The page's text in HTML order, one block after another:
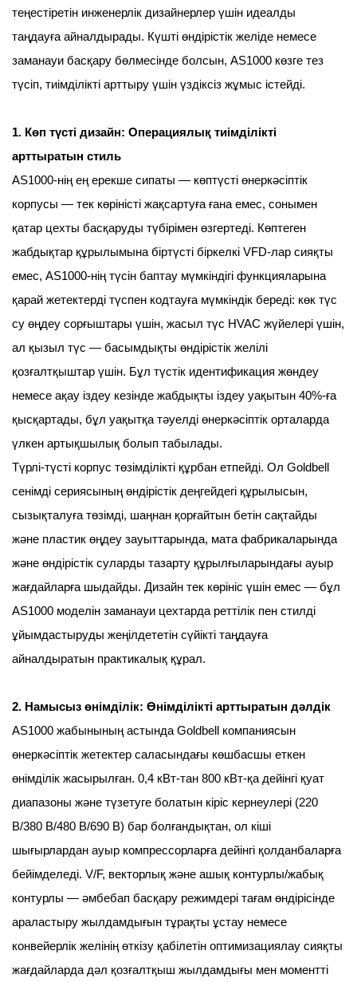
теңестіретін инженерлік дизайнерлер үшін идеалды
таңдауға айналдырады. Күшті өндірістік желіде немесе
заманауи басқару бөлмесінде болсын, AS1000 көзге тез
түсіп, тиімділікті арттыру үшін үздіксіз жұмыс істейді.
1. Көп түсті дизайн: Операциялық тиімділікті
арттыратын стиль
AS1000-нің ең ерекше сипаты — көптүсті өнеркәсіптік
корпусы — тек көріністі жақсартуға ғана емес, сонымен
қатар цехты басқаруды түбірімен өзгертеді. Көптеген
жабдықтар құрылымына біртүсті біркелкі VFD-лар сияқты
емес, AS1000-нің түсін баптау мүмкіндігі функцияларына
қарай жетектерді түспен кодтауға мүмкіндік береді: көк түс
су өңдеу сорғыштары үшін, жасыл түс HVAC жүйелері үшін,
ал қызыл түс — басымдықты өндірістік желілі
қозғалтқыштар үшін. Бұл түстік идентификация жөндеу
немесе ақау іздеу кезінде жабдықты іздеу уақытын 40%-ға
қысқартады, бұл уақытқа тәуелді өнеркәсіптік орталарда
үлкен артықшылық болып табылады.
Түрлі-түсті корпус төзімділікті құрбан етпейді. Ол Goldbell
сенімді сериясының өндірістік деңгейдегі құрылысын,
сызықталуға төзімді, шаңнан қорғайтын бетін сақтайды
және пластик өңдеу зауыттарында, мата фабрикаларында
және өндірістік суларды тазарту құрылғыларындағы ауыр
жағдайларға шыдайды. Дизайн тек көрініс үшін емес — бұл
AS1000 моделін заманауи цехтарда реттілік пен стилді
ұйымдастыруды жеңілдететін сүйікті таңдауға
айналдыратын практикалық құрал.
2. Намысыз өнімділік: Өнімділікті арттыратын дәлдік
AS1000 жабынының астында Goldbell компаниясын
өнеркәсіптік жетектер саласындағы көшбасшы еткен
өнімділік жасырылған. 0,4 кВт-тан 800 кВт-қа дейінгі қуат
диапазоны және түзетуге болатын кіріс кернеулері (220
В/380 В/480 В/690 В) бар болғандықтан, ол кіші
шығырлардан ауыр компрессорларға дейінгі қолданбаларға
бейімделеді. V/F, векторлық және ашық контурлы/жабық
контурлы — әмбебап басқару режимдері тағам өндірісінде
араластыру жылдамдығын тұрақты ұстау немесе
конвейерлік желінің өткізу қабілетін оптимизациялау сияқты
жағдайларда дәл қозғалтқыш жылдамдығы мен моментті